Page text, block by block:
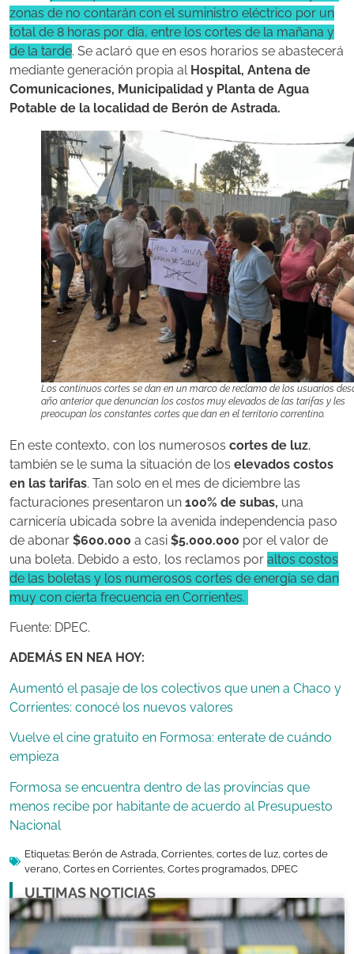
zonas de no contarán con el suministro eléctrico por un
total de 8 horas por día, entre los cortes de la mañana y
de la tarde. Se aclaró que en esos horarios se abastecerá
mediante generación propia al Hospital, Antena de
Comunicaciones, Municipalidad y Planta de Agua
Potable de la localidad de Berón de Astrada.
Los continuos cortes se dan en un marco de reclamo de los usuarios
año anterior que denuncian los costos muy elevados de las tarifas y les
preocupan los constantes cortes que dan en el territorio correntino.
En este contexto, con los numerosos cortes de luz,
también se le suma la situación de los elevados costos
en las tarifas. Tan solo en el mes de diciembre las
facturaciones presentaron un 100% de subas, una
carnicería ubicada sobre la avenida independencia paso
de abonar $600.000 a casi $5.000.000 por el valor de
una boleta. Debido a esto, los reclamos por altos costos
de las boletas y los numerosos cortes de energía se dan
muy con cierta frecuencia en Corrientes.
Fuente: DPEC.
ADEMÁS EN NEA HOY:
Aumentó el pasaje de los colectivos que unen a Chaco y
Corrientes: conocé los nuevos valores
Vuelve el cine gratuito en Formosa: enterate de cuándo
empieza
Formosa se encuentra dentro de las provincias que
menos recibe por habitante de acuerdo al Presupuesto
Nacional
Etiquetas: Berón de Astrada Corrientes cortes de luz cortes de
verano Cortes en Corrientes Cortes programados DPEC
ULTIMAS NOTICIAS